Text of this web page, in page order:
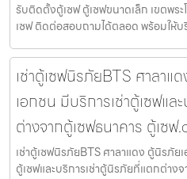
รับติดตั้งตู้เซฟ ตู้เซฟขนาดเล็ก เขตพร
เซฟ ติดต่อสอบถามได้ตลอด พร้อมให้บ
เช่าตู้เซฟนิรภัยBTS ศาลาแ
เอกชน มีบริการเช่าตู้เซฟแ
ต่างจากตู้เซฟธนาคาร ตู้เซฟ
เช่าตู้เซฟนิรภัยBTS ศาลาแดง ตู้นิรภัย
ตู้เซฟและบริการเช่าตู้นิรภัยที่แตกต่าง